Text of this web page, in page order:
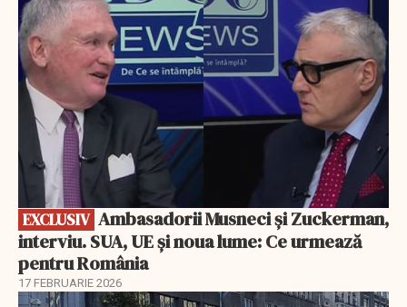
EXCLUSIV
interviu. SUA, UE și noua lume: Ce urmează
pentru România
17 FEBRUARIE 2026